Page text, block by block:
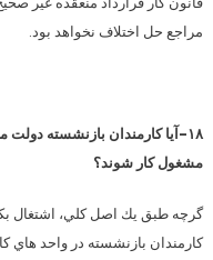
مراجع حل اختلاف نخواهد بود.
۱۸-آيا كارمندان بازنشسته
مشغول كار شوند؟
گرچه طبق يك اصل كلي، اشتغال
كارمندان بازنشسته در واحد